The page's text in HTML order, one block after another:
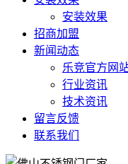
安装效果
招商加盟
新闻动态
乐竞官方网
行业资讯
技术资讯
留言反馈
联系我们